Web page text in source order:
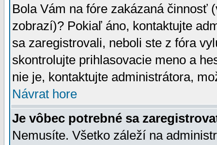
Bola Vám na fóre zakázaná činnosť
zobrazí)? Pokiaľ áno, kontaktujte
sa zaregistrovali, neboli ste z fóra
skontrolujte prihlasovacie meno a
nie je, kontaktujte administrátora,
Návrat hore
Je vôbec potrebné sa
Nemusíte. Všetko záleží na